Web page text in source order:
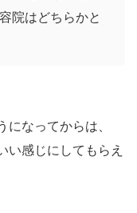
院はどちらかと
なってからは、
い感じにしてもらえ